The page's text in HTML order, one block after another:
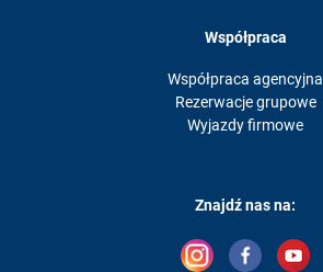
Współpraca
Współpraca agencyjna
Rezerwacje grupowe
Wyjazdy firmowe
Znajdź nas na: